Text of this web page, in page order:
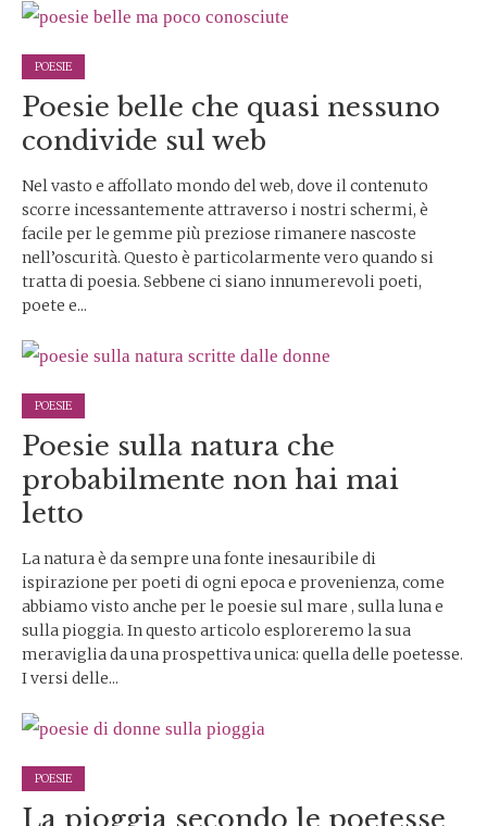
POESIE
Poesie belle che quasi nessuno
condivide sul web
Nel vasto e affollato mondo del web, dove il contenuto
scorre incessantemente attraverso i nostri schermi, è
facile per le gemme più preziose rimanere nascoste
nell’oscurità. Questo è particolarmente vero quando si
tratta di poesia. Sebbene ci siano innumerevoli poeti,
poete e...
POESIE
Poesie sulla natura che
probabilmente non hai mai
letto
La natura è da sempre una fonte inesauribile di
ispirazione per poeti di ogni epoca e provenienza, come
abbiamo visto anche per le poesie sul mare , sulla luna e
sulla pioggia. In questo articolo esploreremo la sua
meraviglia da una prospettiva unica: quella delle poetesse.
I versi delle...
POESIE
La pioggia secondo le poetesse